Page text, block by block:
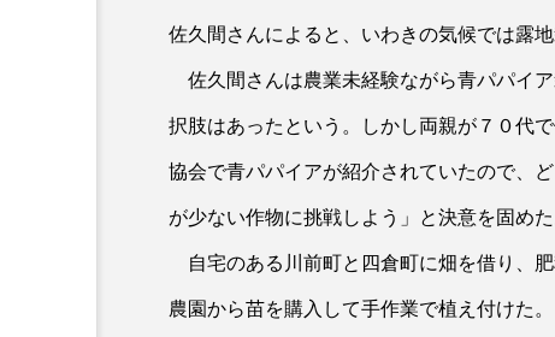
佐久間さんによると、いわきの気候では露
佐久間さんは農業未経験ながら青パパイ
択肢はあったという。しかし両親が７０代
協会で青パパイアが紹介されていたので、
が少ない作物に挑戦しよう」と決意を固めた
自宅のある川前町と四倉町に畑を借り、
農園から苗を購入して手作業で植え付けた